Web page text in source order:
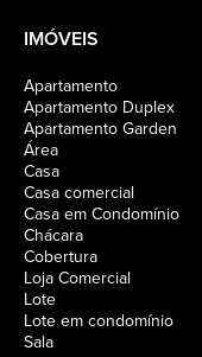
IMÓVEIS
Apartamento
Apartamento Duplex
Apartamento Garden
Área
Casa
Casa comercial
Casa em Condomínio
Chácara
Cobertura
Loja Comercial
Lote
Lote em condomínio
Sala